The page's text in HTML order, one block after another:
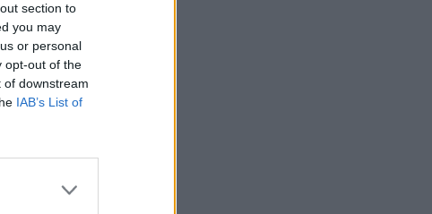
section to
you may
or personal
opt-out of the
of downstream
IAB’s List of
inflációs és
ezt nem lépi túl a